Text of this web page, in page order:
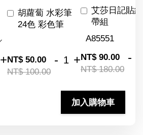
+
胡蘿蔔 水彩筆
24色 彩色筆
NT$ 50.00
NT$ 100.00
- +
艾莎日記貼
帶組
NT$ 90.00
NT$ 180.00
-
加入購物車